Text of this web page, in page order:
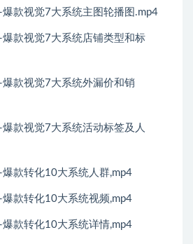
款视觉7大系统主图轮播图.mp4
款视觉7大系统店铺类型和标
款视觉7大系统外漏价和销
款视觉7大系统活动标签及人
款转化10大系统人群,mp4
款转化10大系统视频,mp4
款转化10大系统详情,mp4